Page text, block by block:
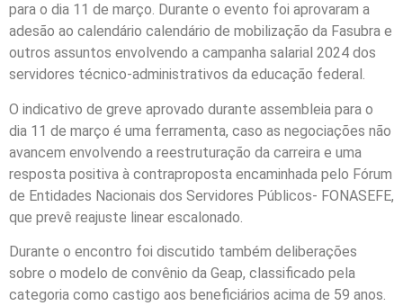
para o dia 11 de março. Durante o evento foi aprovaram a
adesão ao calendário calendário de mobilização da Fasubra e
outros assuntos envolvendo a campanha salarial 2024 dos
servidores técnico-administrativos da educação federal.
O indicativo de greve aprovado durante assembleia para o
dia 11 de março é uma ferramenta, caso as negociações não
avancem envolvendo a reestruturação da carreira e uma
resposta positiva à contraproposta encaminhada pelo Fórum
de Entidades Nacionais dos Servidores Públicos- FONASEFE,
que prevê reajuste linear escalonado.
Durante o encontro foi discutido também deliberações
sobre o modelo de convênio da Geap, classificado pela
categoria como castigo aos beneficiários acima de 59 anos.